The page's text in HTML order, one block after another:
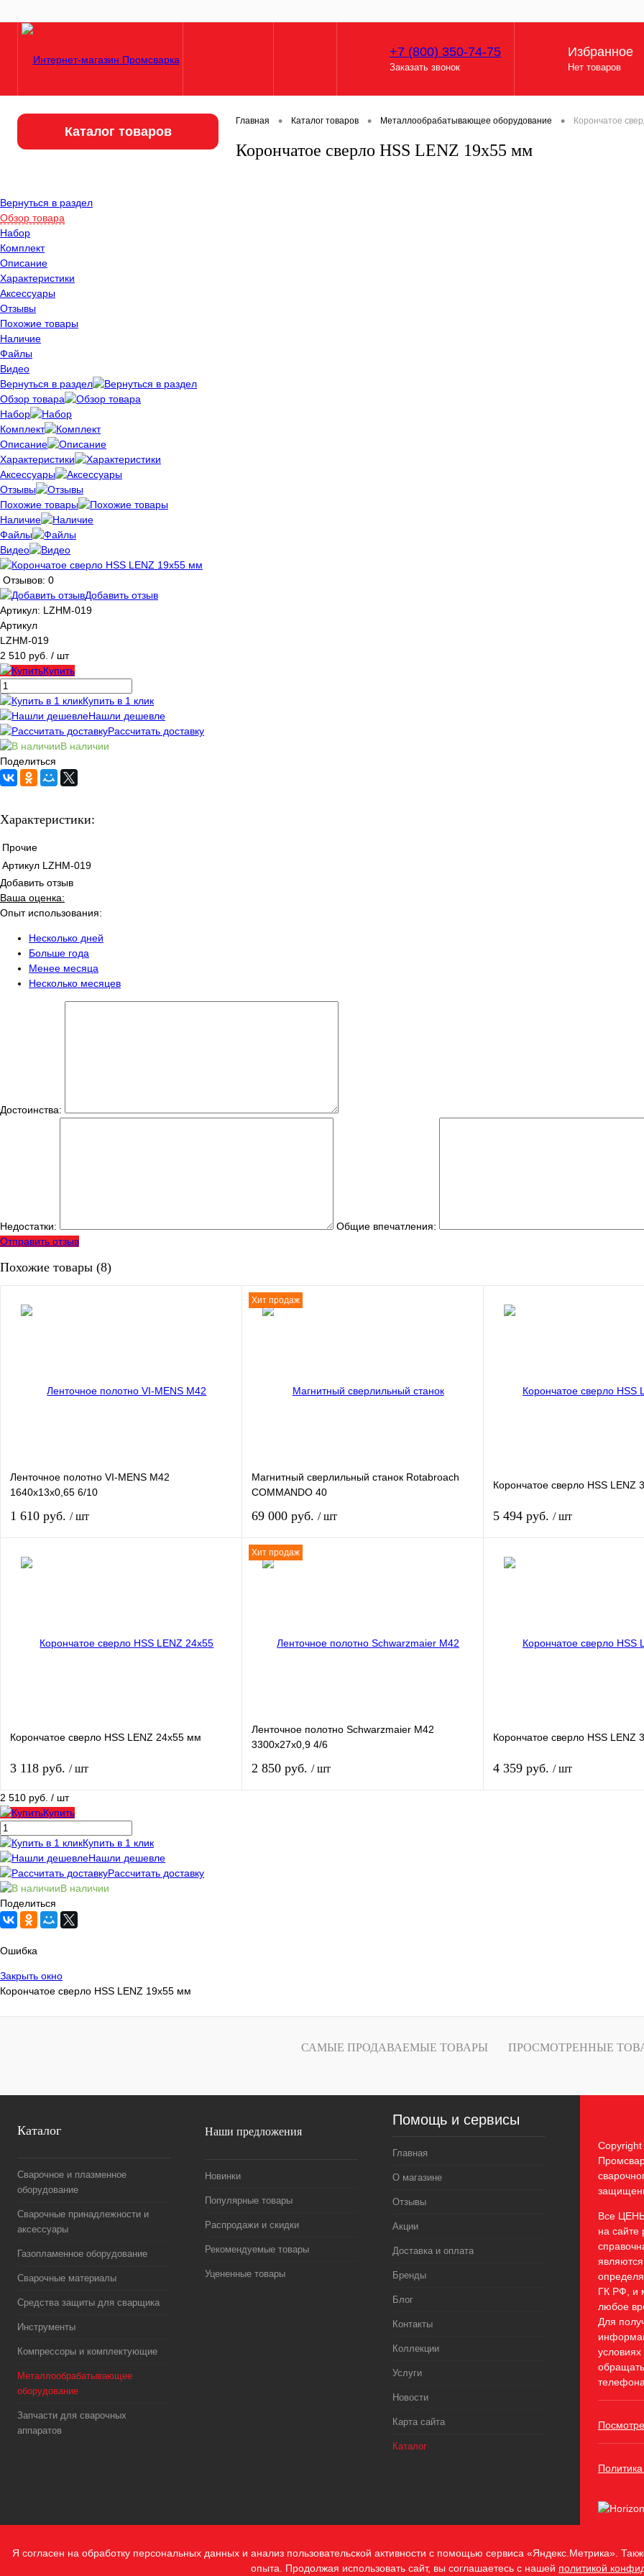
+7 (800) 350-74-75
Заказать звонок
Избранное
Нет товаров
Каталог товаров
Главная • Каталог товаров • Металлообрабатывающее оборудование • Корончатое
Корончатое сверло HSS LENZ 19x55 мм
Вернуться в раздел
Обзор товара
Набор
Комплект
Описание
Характеристики
Аксессуары
Отзывы
Похожие товары
Наличие
Файлы
Видео
Вернуться в раздел
Обзор товара
Набор
Комплект
Описание
Характеристики
Аксессуары
Отзывы
Похожие товары
Наличие
Файлы
Видео
Отзывов: 0
Добавить отзыв
Артикул: LZHM-019
Артикул
LZHM-019
2 510 руб. / шт
Купить
Купить в 1 клик
Нашли дешевле
Рассчитать доставку
В наличии
Поделиться
Характеристики:
Прочие
Артикул LZHM-019
Добавить отзыв
Ваша оценка:
Опыт использования:
Несколько дней
Больше года
Менее месяца
Несколько месяцев
Достоинства:
Недостатки: Общие впечатления:
Отправить отзыв
Похожие товары (8)
Ленточное полотно VI-MENS M42
1640x13x0,65 6/10
1 610 руб. / шт
Хит продаж
Магнитный сверлильный станок Rotabroach
COMMANDO 40
69 000 руб. / шт
Корончатое сверло HSS LENZ
5 494 руб. / шт
Корончатое сверло HSS LENZ 24x55 мм
3 118 руб. / шт
Купить в 1 клик Сравнение
В избранное
В
Хит продаж
Ленточное полотно Schwarzmaier M42
3300x27x0,9 4/6
2 850 руб. / шт
Корончатое сверло HSS LENZ
4 359 руб. / шт
2 510 руб. / шт
Купить
Купить в 1 клик
Нашли дешевле
Рассчитать доставку
В наличии
Поделиться
Ошибка
Закрыть окно
Корончатое сверло HSS LENZ 19x55 мм
САМЫЕ ПРОДАВАЕМЫЕ ТОВАРЫ ПРОСМОТРЕННЫЕ
Каталог
Сварочное и плазменное
оборудование
Сварочные принадлежности и
аксессуары
Газопламенное оборудование
Сварочные материалы
Средства защиты для сварщика
Инструменты
Компрессоры и комплектующие
Металлообрабатывающее
оборудование
Запчасти для сварочных
аппаратов
Наши предложения
Новинки
Популярные товары
Распродажи и скидки
Рекомендуемые товары
Уцененные товары
Помощь и сервисы
Главная
О магазине
Отзывы
Акции
Доставка и оплата
Бренды
Блог
Контакты
Коллекции
Услуги
Новости
Карта сайта
Каталог
Все
на сайте
ГК РФ, и
любое
Для
условиях
Я согласен на обработку персональных данных и анализ пользовательской активности с помощью сервиса «Яндекс.Метрика».
опыта. Продолжая использовать сайт, вы соглашаетесь с нашей политикой